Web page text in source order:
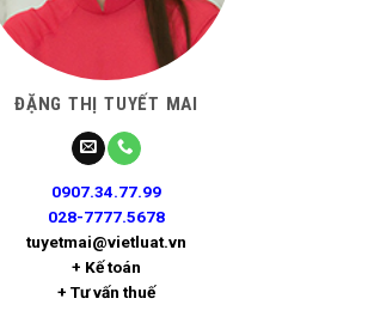
ĐẶNG THỊ TUYẾT MAI
0907.34.77.99
028-7777.5678
tuyetmai@vietluat.vn
+ Kế toán
+ Tư vấn thuế